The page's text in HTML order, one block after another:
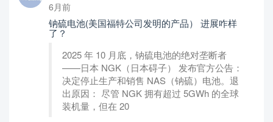
6月前
钠硫电池(美国福特公司发明的产品） 进展咋样
了？
2025 年 10 月底，钠硫电池的绝对垄断者
——日本 NGK（日本碍子） 发布官方公告：
决定停止生产和销售 NAS（钠硫）电池。退
出原因： 尽管 NGK 拥有超过 5GWh 的全球
装机量，但在 20